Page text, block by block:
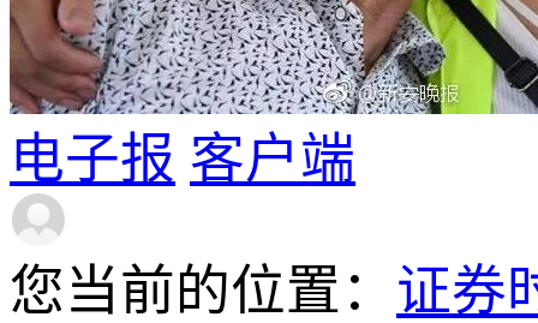
电子报 客户端
您当前的位置： 证券